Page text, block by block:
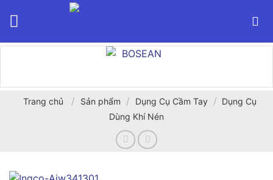
Trang chủ / Sản phẩm / Dụng Cụ Cầm Tay / Dụng Cụ
Dùng Khí Nén